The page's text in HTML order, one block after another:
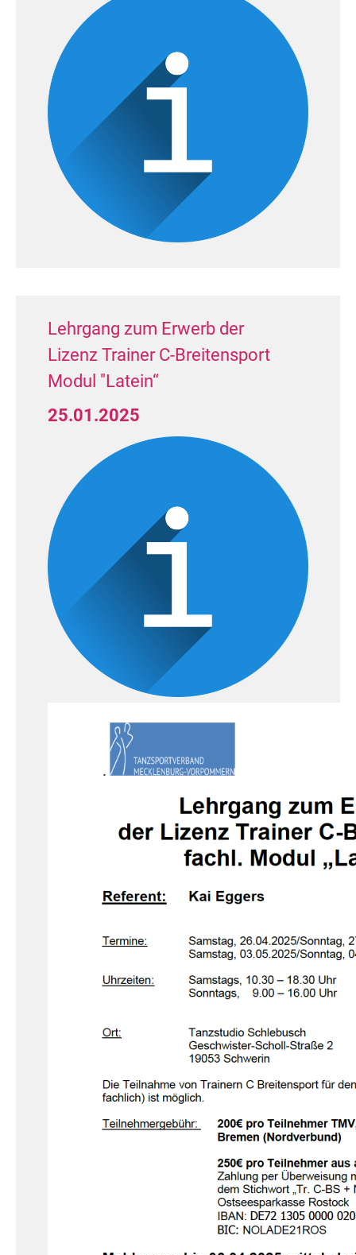
Stralsund e.V.)
Jugend A Latein (14 Paare)
14. Platz: Jonas Stel /
Fritzsche (TSC Blau-Weiß Stralsund
Landesmeister TMV
Lehrgang zum Erwerb der
Lizenz Trainer C-Breitensport
Modul "Latein“
25.01.2025